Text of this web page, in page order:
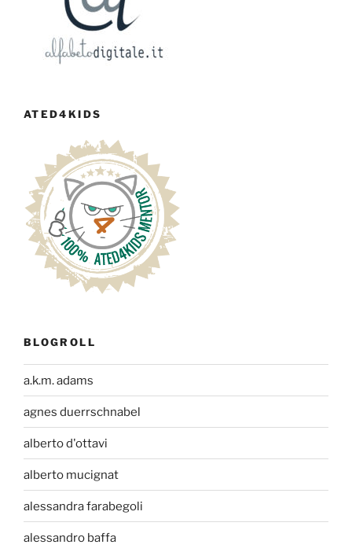
ATED4KIDS
BLOGROLL
a.k.m. adams
agnes duerrschnabel
alberto d'ottavi
alberto mucignat
alessandra farabegoli
alessandro baffa